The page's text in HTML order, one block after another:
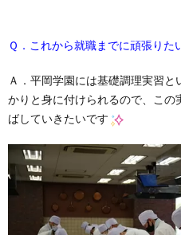
Ｑ．これから就職までに頑張りた
Ａ．平岡学園には基礎調理実習
かりと身に付けられるので、こ
ばしていきたいです